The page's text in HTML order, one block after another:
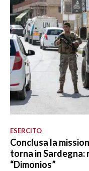
ESERCITO
Conclusa la
torna in
“Dimonios”